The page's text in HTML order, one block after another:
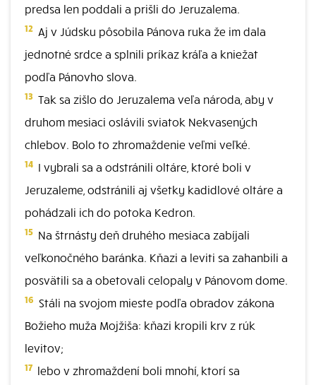
predsa len poddali a prišli do Jeruzalema.
12 Aj v Júdsku pôsobila Pánova ruka že im dala
jednotné srdce a splnili príkaz kráľa a kniežat
podľa Pánovho slova.
13 Tak sa zišlo do Jeruzalema veľa národa, aby v
druhom mesiaci oslávili sviatok Nekvasených
chlebov. Bolo to zhromaždenie veľmi veľké.
14 I vybrali sa a odstránili oltáre, ktoré boli v
Jeruzaleme, odstránili aj všetky kadidlové oltáre a
pohádzali ich do potoka Kedron.
15 Na štrnásty deň druhého mesiaca zabíjali
veľkonočného baránka. Kňazi a leviti sa zahanbili a
posvätili sa a obetovali celopaly v Pánovom dome.
16 Stáli na svojom mieste podľa obradov zákona
Božieho muža Mojžiša: kňazi kropili krv z rúk
levitov;
17 lebo v zhromaždení boli mnohí, ktorí sa